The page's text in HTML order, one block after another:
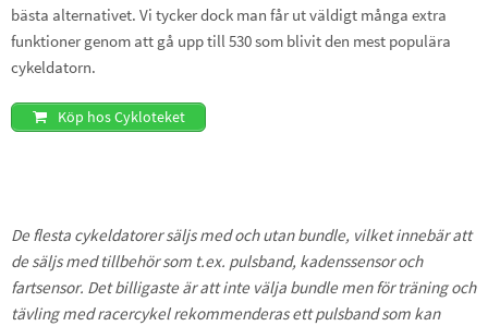
bästa alternativet. Vi tycker dock man får ut väldigt många extra
funktioner genom att gå upp till 530 som blivit den mest populära
cykeldatorn.
Köp hos Cykloteket
De flesta cykeldatorer säljs med och utan bundle, vilket innebär att
de säljs med tillbehör som t.ex. pulsband, kadenssensor och
fartsensor. Det billigaste är att inte välja bundle men för träning och
tävling med racercykel rekommenderas ett pulsband som kan